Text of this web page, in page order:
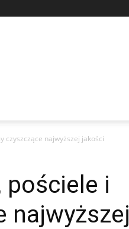
czyszczące najwyższej jakości
pościele i
najwyższej